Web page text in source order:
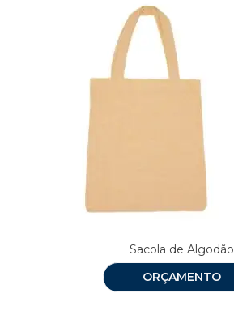
Sacola de Algodão
ORÇAMENTO